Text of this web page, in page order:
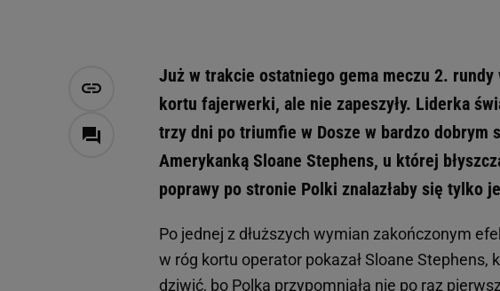
Już w trakcie ostatniego gema meczu 2.
kortu fajerwerki, ale nie zapeszyły. Liderka
trzy dni po triumfie w Dosze w bardzo dobrym
Amerykanką Sloane Stephens, u której
poprawy po stronie Polki znalazłaby się tylko
Po jednej z dłuższych wymian zakończonym
w róg kortu operator pokazał Sloane
dziwić, bo Polka przypomniała nie po raz